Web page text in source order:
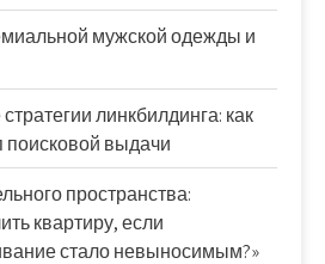
мужской одежды и
линкбилдинга: как
поисковой выдачи
пространства:
квартиру, если
стало невыносимым?»